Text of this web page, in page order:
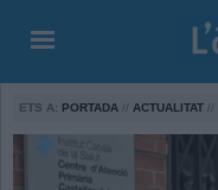
ETS A: PORTADA // ACTUALITAT //